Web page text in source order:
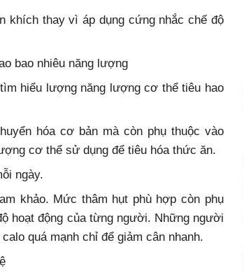
khích thay vì áp dụng cứng nhắc chế độ
bao nhiêu năng lượng
hiểu lượng năng lượng cơ thể tiêu hao
hóa cơ bản mà còn phụ thuộc vào
cơ thể sử dụng để tiêu hóa thức ăn.
ngày.
khảo. Mức thâm hụt phù hợp còn phụ
hoạt động của từng người. Những người
quá mạnh chỉ để giảm cân nhanh.